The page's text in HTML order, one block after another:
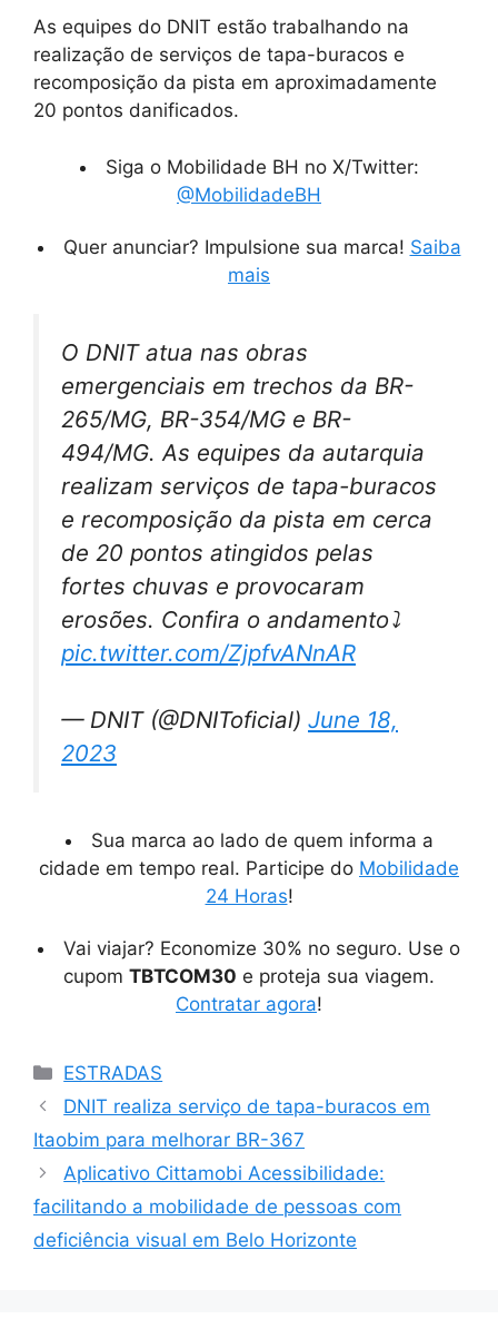
As equipes do DNIT estão trabalhando na
realização de serviços de tapa-buracos e
recomposição da pista em aproximadamente
20 pontos danificados.
Siga o Mobilidade BH no X/Twitter:
@MobilidadeBH
Quer anunciar? Impulsione sua marca! Saiba
mais
O DNIT atua nas obras
emergenciais em trechos da BR-
265/MG, BR-354/MG e BR-
494/MG. As equipes da autarquia
realizam serviços de tapa-buracos
e recomposição da pista em cerca
de 20 pontos atingidos pelas
fortes chuvas e provocaram
erosões. Confira o andamento⤵️
pic.twitter.com/ZjpfvANnAR
— DNIT (@DNIToficial) June 18,
2023
Sua marca ao lado de quem informa a
cidade em tempo real. Participe do Mobilidade
24 Horas!
Vai viajar? Economize 30% no seguro. Use o
cupom TBTCOM30 e proteja sua viagem.
Contratar agora!
Categorias
ESTRADAS
DNIT realiza serviço de tapa-buracos em
Itaobim para melhorar BR-367
Aplicativo Cittamobi Acessibilidade:
facilitando a mobilidade de pessoas com
deficiência visual em Belo Horizonte